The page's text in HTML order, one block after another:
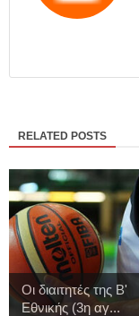
RELATED POSTS
Οι διαιτητές της Β'
Εθνικής (3η αγ...